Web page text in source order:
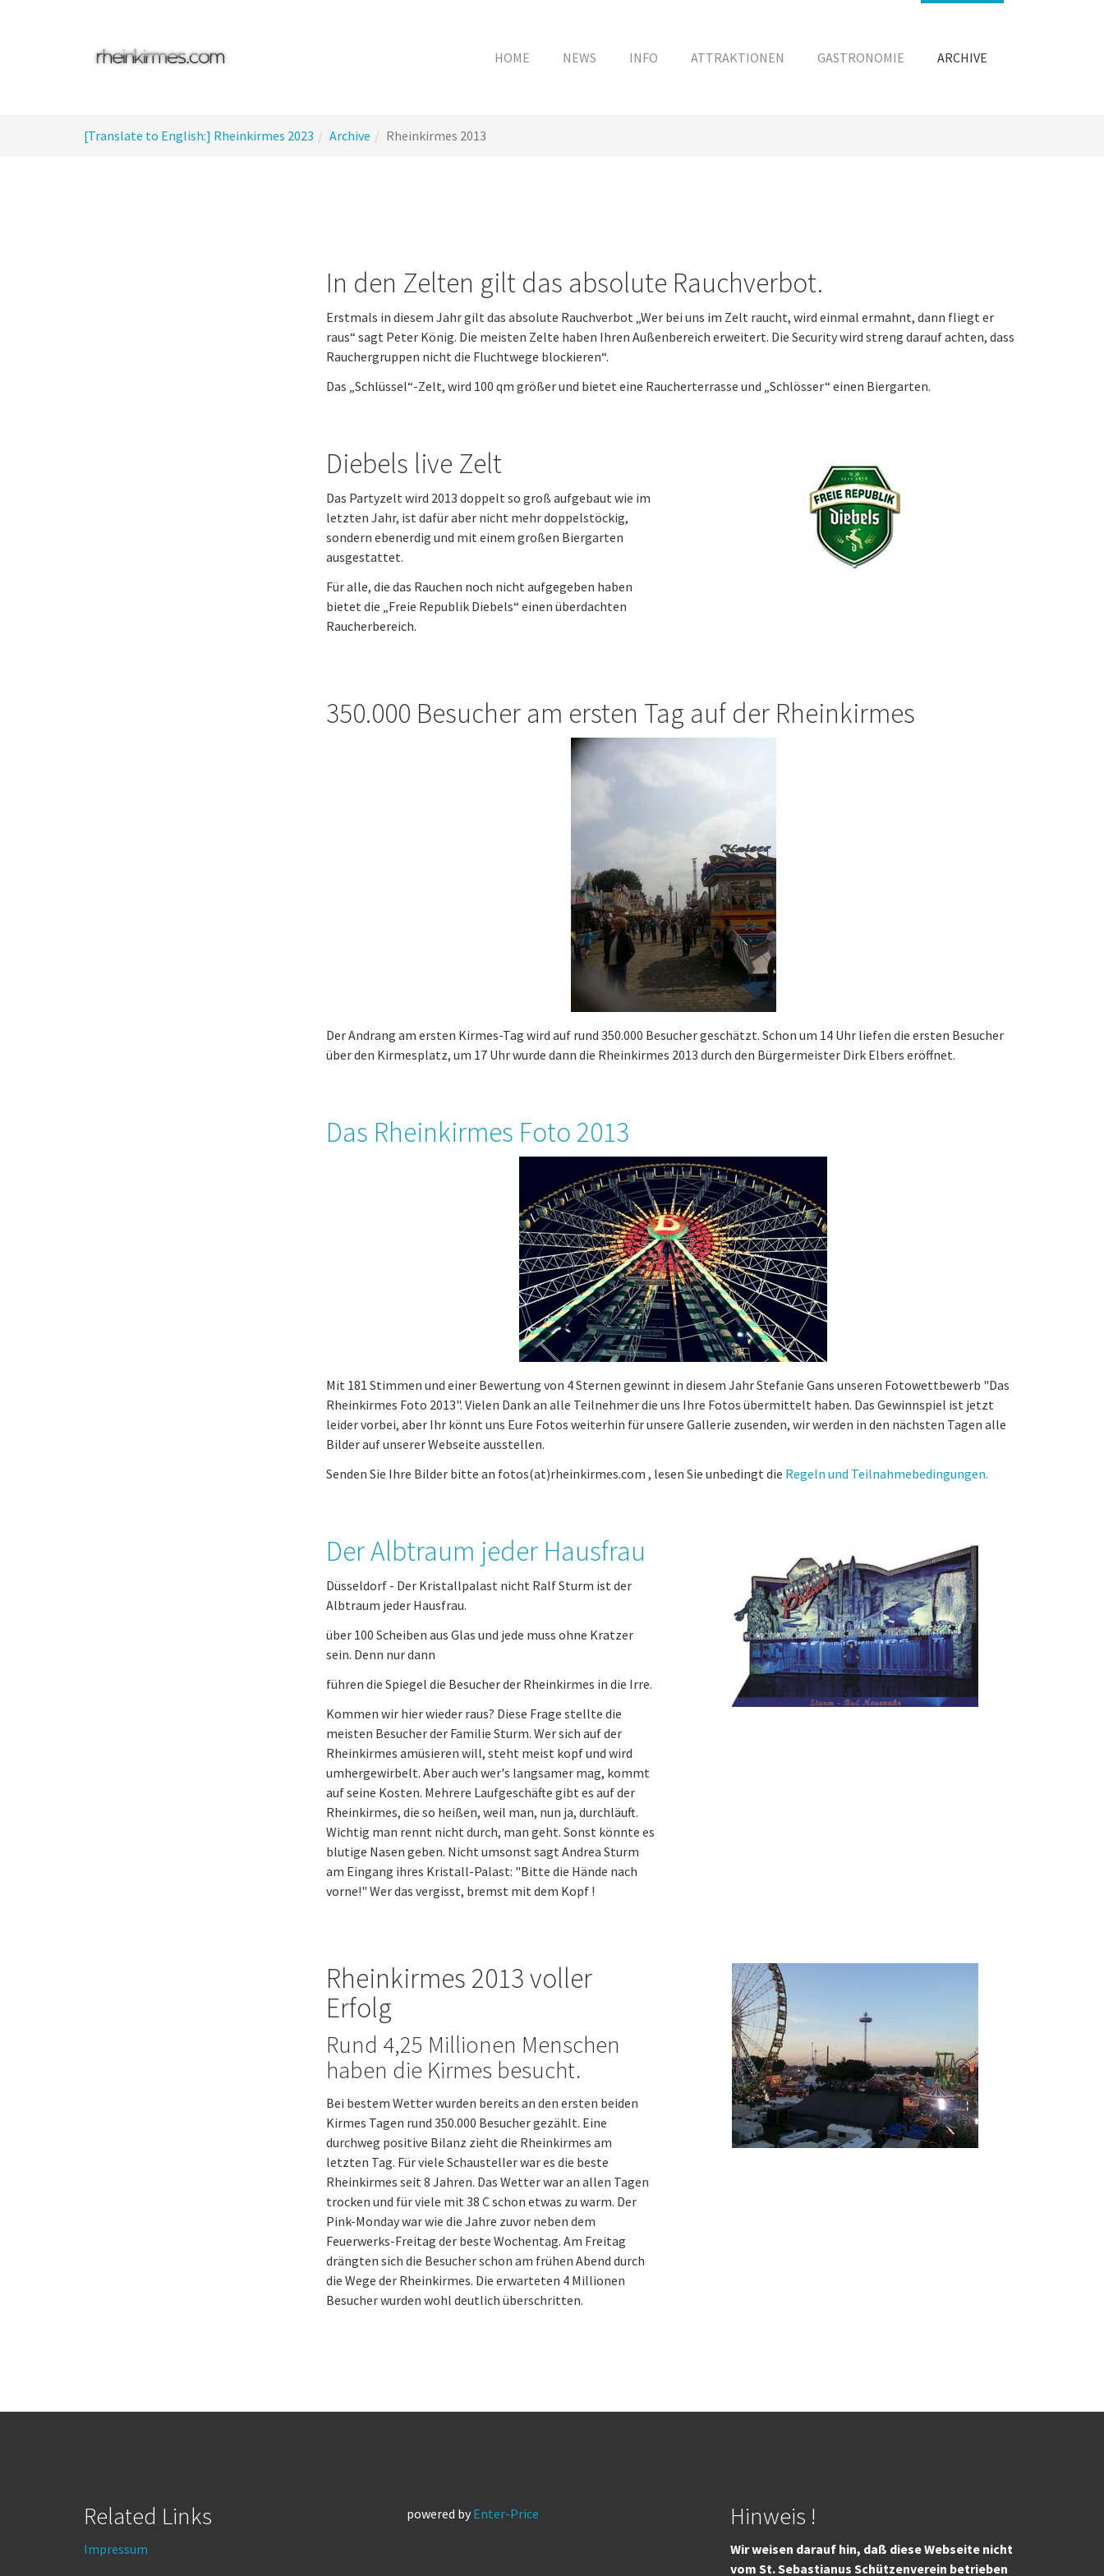
HOME NEWS INFO ATTRAKTIONEN GASTRONOMIE ARCHIVE
are
[Translate to English:] Rheinkirmes 2023 Archive Rheinkirmes 2013
In den Zelten gilt das absolute Rauchverbot.
Erstmals in diesem Jahr gilt das absolute Rauchverbot „Wer bei uns im Zelt raucht, wird einmal ermahnt, dann fliegt er
raus“ sagt Peter König. Die meisten Zelte haben Ihren Außenbereich erweitert. Die Security wird streng darauf achten, dass
Rauchergruppen nicht die Fluchtwege blockieren“.
Das „Schlüssel“-Zelt, wird 100 qm größer und bietet eine Raucherterrasse und „Schlösser“ einen Biergarten.
Diebels live Zelt
Das Partyzelt wird 2013 doppelt so groß aufgebaut wie im
letzten Jahr, ist dafür aber nicht mehr doppelstöckig,
sondern ebenerdig und mit einem großen Biergarten
ausgestattet.
Für alle, die das Rauchen noch nicht aufgegeben haben
bietet die „Freie Republik Diebels“ einen überdachten
Raucherbereich.
350.000 Besucher am ersten Tag auf der Rheinkirmes
Der Andrang am ersten Kirmes-Tag wird auf rund 350.000 Besucher geschätzt. Schon um 14 Uhr liefen die ersten Besucher
über den Kirmesplatz, um 17 Uhr wurde dann die Rheinkirmes 2013 durch den Bürgermeister Dirk Elbers eröffnet.
Das Rheinkirmes Foto 2013
Mit 181 Stimmen und einer Bewertung von 4 Sternen gewinnt in diesem Jahr Stefanie Gans unseren Fotowettbewerb "Das
Rheinkirmes Foto 2013". Vielen Dank an alle Teilnehmer die uns Ihre Fotos übermittelt haben. Das Gewinnspiel ist jetzt
leider vorbei, aber Ihr könnt uns Eure Fotos weiterhin für unsere Gallerie zusenden, wir werden in den nächsten Tagen alle
Bilder auf unserer Webseite ausstellen.
Senden Sie Ihre Bilder bitte an fotos(at)rheinkirmes.com , lesen Sie unbedingt die Regeln und Teilnahmebedingungen.
Der Albtraum jeder Hausfrau
Düsseldorf - Der Kristallpalast nicht Ralf Sturm ist der
Albtraum jeder Hausfrau.
über 100 Scheiben aus Glas und jede muss ohne Kratzer
sein. Denn nur dann
führen die Spiegel die Besucher der Rheinkirmes in die Irre.
Kommen wir hier wieder raus? Diese Frage stellte die
meisten Besucher der Familie Sturm. Wer sich auf der
Rheinkirmes amüsieren will, steht meist kopf und wird
umhergewirbelt. Aber auch wer's langsamer mag, kommt
auf seine Kosten. Mehrere Laufgeschäfte gibt es auf der
Rheinkirmes, die so heißen, weil man, nun ja, durchläuft.
Wichtig man rennt nicht durch, man geht. Sonst könnte es
blutige Nasen geben. Nicht umsonst sagt Andrea Sturm
am Eingang ihres Kristall-Palast: "Bitte die Hände nach
vorne!" Wer das vergisst, bremst mit dem Kopf !
Rheinkirmes 2013 voller
Erfolg
Rund 4,25 Millionen Menschen
haben die Kirmes besucht.
Bei bestem Wetter wurden bereits an den ersten beiden
Kirmes Tagen rund 350.000 Besucher gezählt. Eine
durchweg positive Bilanz zieht die Rheinkirmes am
letzten Tag. Für viele Schausteller war es die beste
Rheinkirmes seit 8 Jahren. Das Wetter war an allen Tagen
trocken und für viele mit 38 C schon etwas zu warm. Der
Pink-Monday war wie die Jahre zuvor neben dem
Feuerwerks-Freitag der beste Wochentag. Am Freitag
drängten sich die Besucher schon am frühen Abend durch
die Wege der Rheinkirmes. Die erwarteten 4 Millionen
Besucher wurden wohl deutlich überschritten.
Related Links
Impressum
powered by Enter-Price Hinweis !
Wir weisen darauf hin, daß diese Webseite nicht
vom St. Sebastianus Schützenverein betrieben